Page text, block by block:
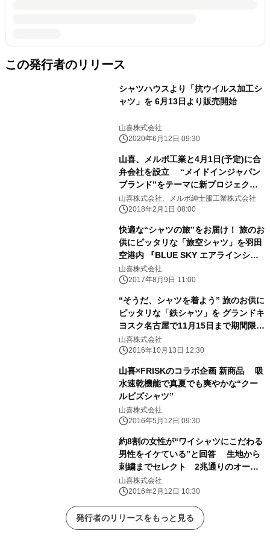
この発行者のリリース
シャツハウスより「抗ウイルス加工シ
ャツ」を 6月13日より販売開始
山喜株式会社
2020年6月12日 09:30
山喜、メルボ工業と4月1日(予定)に合
弁会社を設立 “メイドインジャパン
ブランド”をテーマに新プロジェクト
始動
山喜株式会社、メルボ紳士服工業株式会社
2018年2月1日 08:00
快適な“シャツの旅”をお届け！ 旅のお
供にピッタリな「旅空シャツ」を羽田
空港内 『BLUE SKY エアラインショ
ップ1』にて8月10日発売
山喜株式会社
2017年8月9日 11:00
“そうだ、シャツを着よう” 旅のお供に
ピッタリな「鉄シャツ」を グランドキ
ヨスク名古屋で11月15日まで期間限定
販売
山喜株式会社
2016年10月13日 12:30
山喜×FRISKのコラボ企画 新商品 吸
水速乾機能で真夏でも爽やかな“クー
ルビズシャツ”
山喜株式会社
2016年5月12日 09:30
約8割の女性が“ワイシャツにこだわる
男性をイケている”と回答 生地から
刺繍までセレクト 2兆通りのオーダ
ーシャツ専門サイト開設
山喜株式会社
2016年2月12日 10:30
発行者のリリースをもっと見る